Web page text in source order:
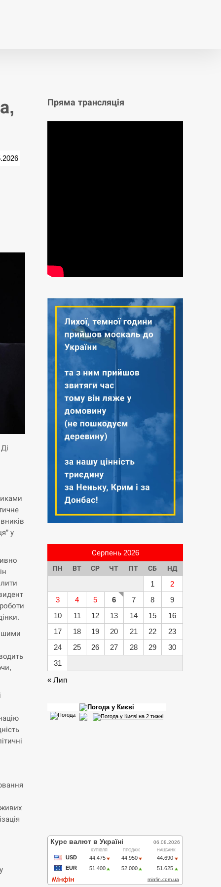
у
Пряма трансляція
Серпень 2026
ПН ВТ СР ЧТ ПТ СБ НД
1
2
3
4 5 6 7 8
9
10
11 12 13 14 15
16
17
18 19 20 21 22
23
24
25 26 27 28 29
30
31
« Лип